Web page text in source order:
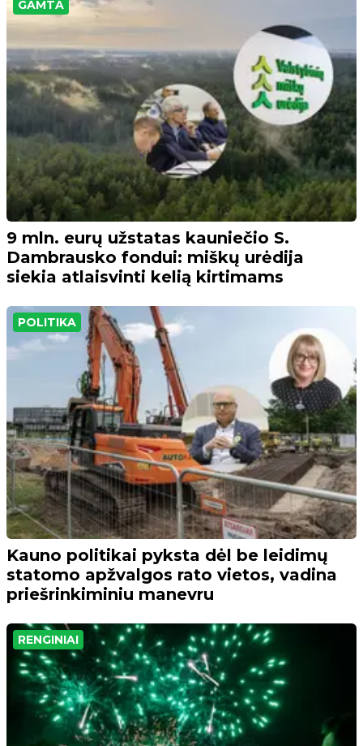
GAMTA
9 mln. eurų užstatas kauniečio S.
Dambrausko fondui: miškų urėdija
siekia atlaisvinti kelią kirtimams
POLITIKA
Kauno politikai pyksta dėl be leidimų
statomo apžvalgos rato vietos, vadina
priešrinkiminiu manevru
RENGINIAI